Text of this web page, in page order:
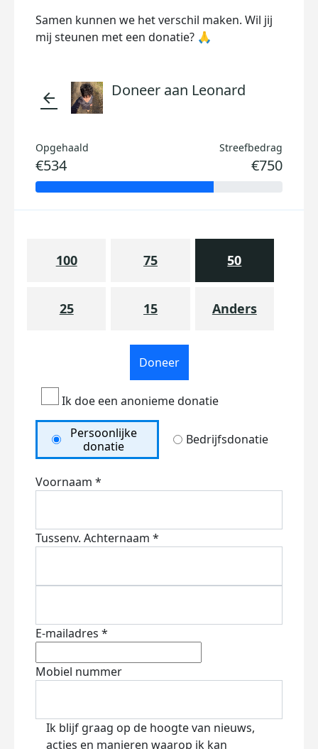
Samen kunnen we het verschil maken. Wil jij
mij steunen met een donatie? 🙏
arrow_back Doneer aan Leonard
Opgehaald
€534
Streefbedrag
€750
100 75 50
25 15 Anders
Doneer
Ik doe een anonieme donatie
Persoonlijke
donatie
Bedrijfsdonatie
Voornaam *
Tussenv. Achternaam *
E-mailadres *
Mobiel nummer
Ik blijf graag op de hoogte van nieuws,
acties en manieren waarop ik kan